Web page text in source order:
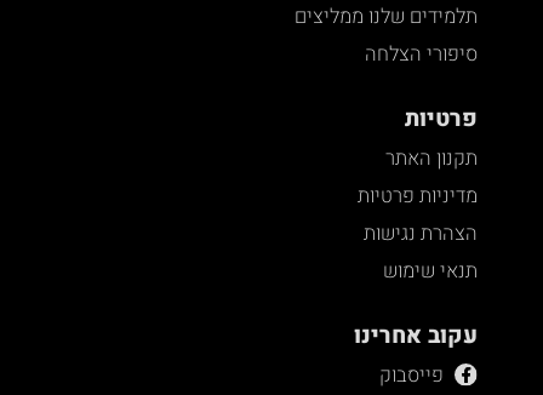
תלמידים שלנו ממליצים
סיפורי הצלחה
פרטיות
תקנון האתר
מדיניות פרטיות
הצהרת נגישות
תנאי שימוש
עקוב אחרינו
פייסבוק